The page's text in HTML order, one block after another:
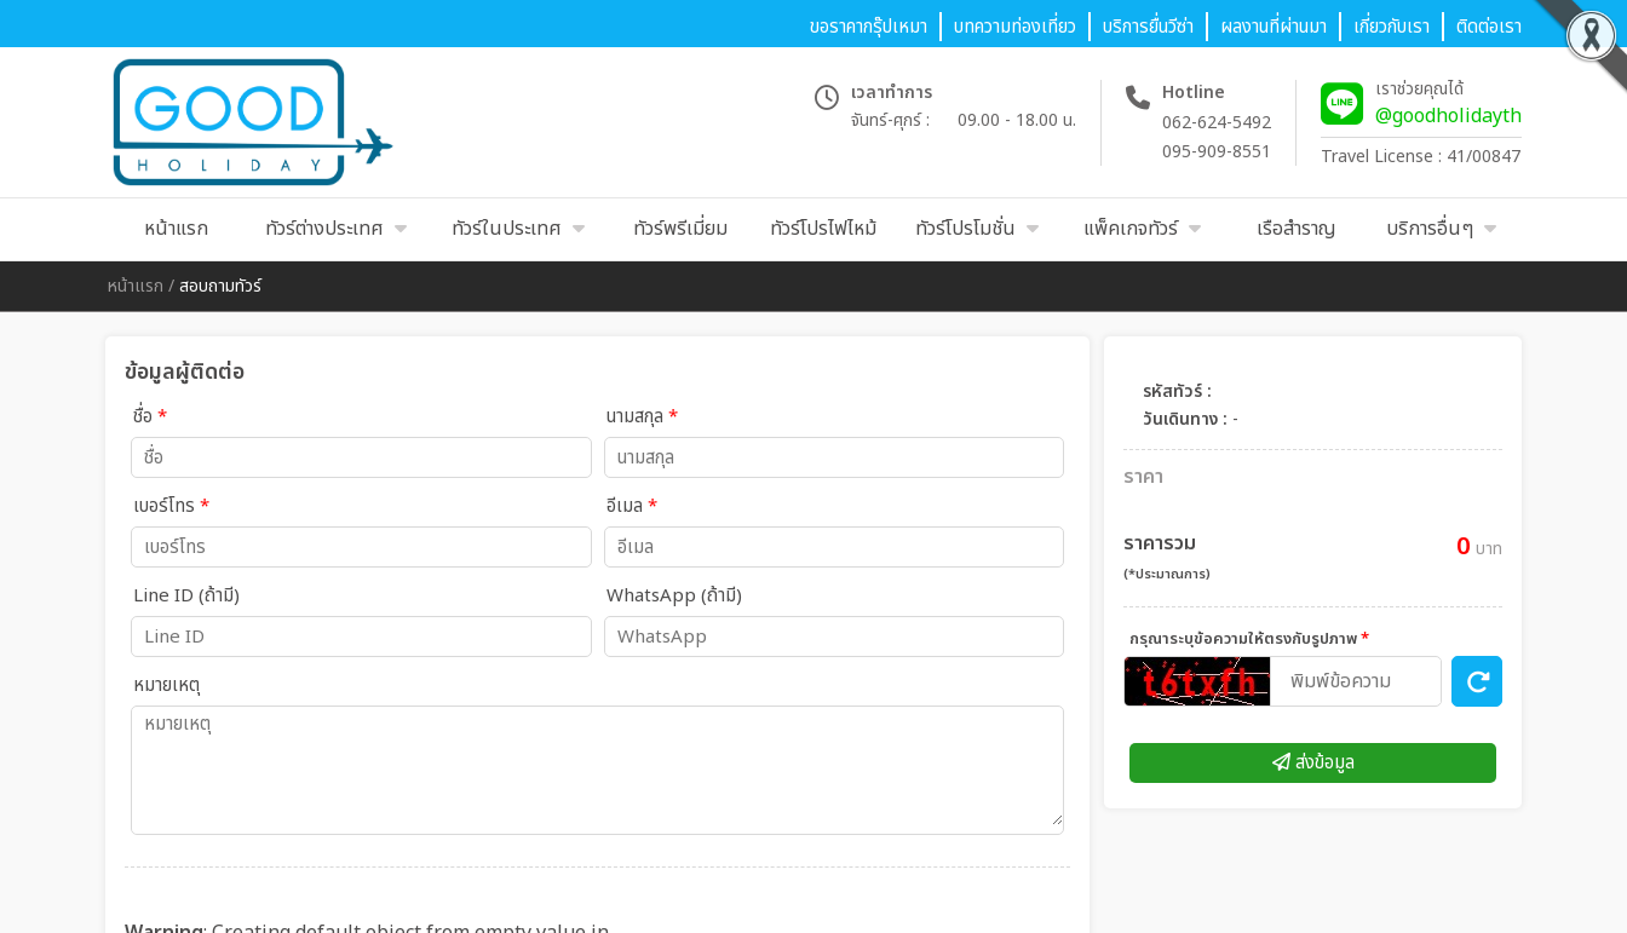
ขอราคากรุ๊ปเหมา บทความท่องเที่ยว บริการยื่นวีซ่า ผลงานที่ผ่านมา เกี่ยวกับเรา ติดต่อเรา
เวลาทำการ
จันทร์-ศุกร์ :
09.00 - 18.00 น.
Hotline
062-624-5492
095-909-8551
เราช่วยคุณได้
@goodholidayth
Travel License : 41/00847
หน้าแรก ทัวร์ต่างประเทศ ทัวร์ในประเทศ ทัวร์พรีเมี่ยม ทัวร์โปรไฟไหม้ ทัวร์โปรโมชั่น แพ็คเกจทัวร์ เรือสำราญ บริการอื่นๆ
หน้าแรก /สอบถามทัวร์
ข้อมูลผู้ติดต่อ
ชื่อ * นามสกุล *
เบอร์โทร * อีเมล *
Line ID (ถ้ามี) WhatsApp (ถ้ามี)
หมายเหตุ
รหัสทัวร์ :
วันเดินทาง : -
ราคา
ราคารวม
(*ประมาณการ)
0 บาท
กรุณาระบุข้อความให้ตรงกับรูปภาพ*
ส่งข้อมูล